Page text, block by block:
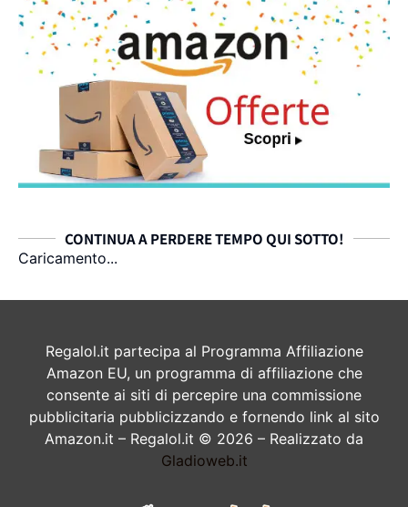
CONTINUA A PERDERE TEMPO QUI SOTTO!
Caricamento...
Regalol.it partecipa al Programma Affiliazione
Amazon EU, un programma di affiliazione che
consente ai siti di percepire una commissione
pubblicitaria pubblicizzando e fornendo link al sito
Amazon.it – Regalol.it © 2026 – Realizzato da
Gladioweb.it